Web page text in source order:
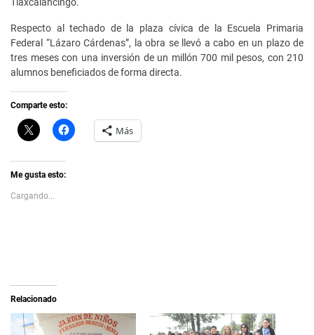
Tlaxcalancingo.
Respecto al techado de la plaza cívica de la Escuela Primaria
Federal “Lázaro Cárdenas”, la obra se llevó a cabo en un plazo de
tres meses con una inversión de un millón 700 mil pesos, con 210
alumnos beneficiados de forma directa.
Comparte esto:
C
l
k
t
s
h
e
b
r
e
e
H
a
e
n
F
Más
Me gusta esto:
Cargando...
Relacionado